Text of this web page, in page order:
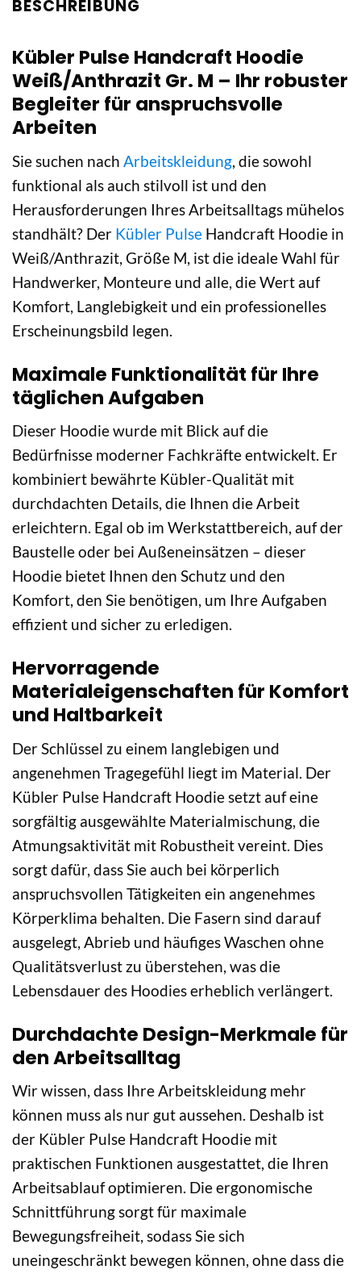
BESCHREIBUNG
Kübler Pulse Handcraft Hoodie
Weiß/Anthrazit Gr. M – Ihr robuster
Begleiter für anspruchsvolle
Arbeiten
Sie suchen nach Arbeitskleidung, die sowohl
funktional als auch stilvoll ist und den
Herausforderungen Ihres Arbeitsalltags mühelos
standhält? Der Kübler Pulse Handcraft Hoodie in
Weiß/Anthrazit, Größe M, ist die ideale Wahl für
Handwerker, Monteure und alle, die Wert auf
Komfort, Langlebigkeit und ein professionelles
Erscheinungsbild legen.
Maximale Funktionalität für Ihre
täglichen Aufgaben
Dieser Hoodie wurde mit Blick auf die
Bedürfnisse moderner Fachkräfte entwickelt. Er
kombiniert bewährte Kübler-Qualität mit
durchdachten Details, die Ihnen die Arbeit
erleichtern. Egal ob im Werkstattbereich, auf der
Baustelle oder bei Außeneinsätzen – dieser
Hoodie bietet Ihnen den Schutz und den
Komfort, den Sie benötigen, um Ihre Aufgaben
effizient und sicher zu erledigen.
Hervorragende
Materialeigenschaften für Komfort
und Haltbarkeit
Der Schlüssel zu einem langlebigen und
angenehmen Tragegefühl liegt im Material. Der
Kübler Pulse Handcraft Hoodie setzt auf eine
sorgfältig ausgewählte Materialmischung, die
Atmungsaktivität mit Robustheit vereint. Dies
sorgt dafür, dass Sie auch bei körperlich
anspruchsvollen Tätigkeiten ein angenehmes
Körperklima behalten. Die Fasern sind darauf
ausgelegt, Abrieb und häufiges Waschen ohne
Qualitätsverlust zu überstehen, was die
Lebensdauer des Hoodies erheblich verlängert.
Durchdachte Design-Merkmale für
den Arbeitsalltag
Wir wissen, dass Ihre Arbeitskleidung mehr
können muss als nur gut aussehen. Deshalb ist
der Kübler Pulse Handcraft Hoodie mit
praktischen Funktionen ausgestattet, die Ihren
Arbeitsablauf optimieren. Die ergonomische
Schnittführung sorgt für maximale
Bewegungsfreiheit, sodass Sie sich
uneingeschränkt bewegen können, ohne dass die